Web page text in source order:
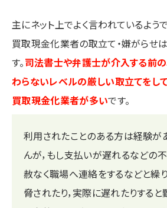
主にネット上でよく言われているよう
買取現金化業者の取立て・嫌がらせ
す。司法書士や弁護士が介入する前
わらないレベルの厳しい取立てをし
買取現金化業者が多いです。
利用されたことのある方は経験が
んが，もし支払いが遅れるなどの
赦なく職場へ連絡をするなどと繰
脅されたり，実際に遅れたりする